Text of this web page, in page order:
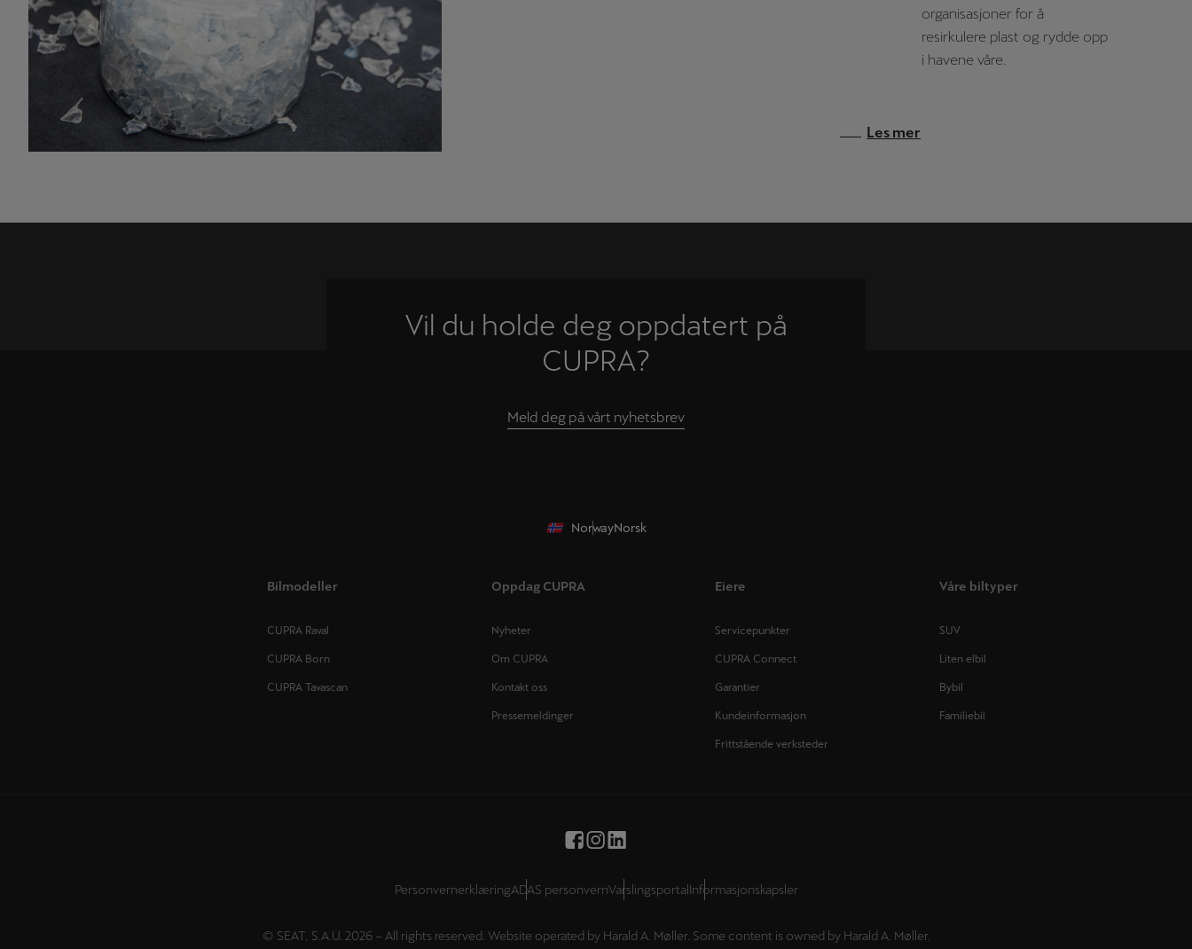
organisasjoner for å
resirkulere plast og rydde opp
i havene våre.
Les mer
Vil du holde deg oppdatert på
CUPRA?
Meld deg på vårt nyhetsbrev
NorwayNorsk
Bilmodeller
CUPRA Raval
CUPRA Born
CUPRA Tavascan
Oppdag CUPRA
Nyheter
Om CUPRA
Kontakt oss
Pressemeldinger
Eiere
Servicepunkter
CUPRA Connect
Garantier
Kundeinformasjon
Frittstående verksteder
Våre biltyper
SUV
Liten elbil
Bybil
Familiebil
PersonvernerklæringADAS personvernVarslingsportal Informasjonskapsler
© SEAT, S.A.U. 2026 – All rights reserved. Website operated by Harald A. Møller. Some content is owned by Harald A. Møller.